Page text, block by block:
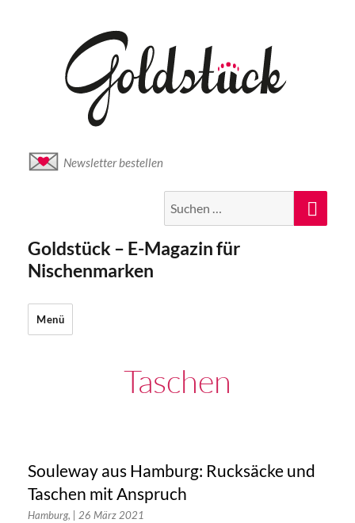
Newsletter bestellen
nach:
Goldstück – E-Magazin für
Nischenmarken
Menü
Taschen
Souleway aus Hamburg: Rucksäcke und
Taschen mit Anspruch
Hamburg, | 26 März 2021